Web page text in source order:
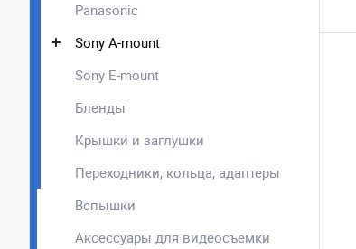
Panasonic
Sony A-mount
Sony E-mount
Бленды
Крышки и заглушки
Переходники, кольца, адаптеры
Вспышки
Аксессуары для видеосъемки